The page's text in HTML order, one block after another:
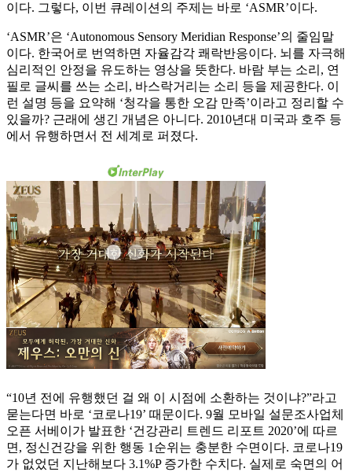
이다. 그렇다, 이번 큐레이션의 주제는 바로 ‘ASMR’이다.
‘ASMR’은 ‘Autonomous Sensory Meridian Response’의 줄임말
이다. 한국어로 번역하면 자율감각 쾌락반응이다. 뇌를 자극해
심리적인 안정을 유도하는 영상을 뜻한다. 바람 부는 소리, 연
필로 글씨를 쓰는 소리, 바스락거리는 소리 등을 제공한다. 이
런 설명 등을 요약해 ‘청각을 통한 오감 만족’이라고 정리할 수
있을까? 근래에 생긴 개념은 아니다. 2010년대 미국과 호주 등
에서 유행하면서 전 세계로 퍼졌다.
“10년 전에 유행했던 걸 왜 이 시점에 소환하는 것이냐?”라고
묻는다면 바로 ‘코로나19’ 때문이다. 9월 모바일 설문조사업체
오픈 서베이가 발표한 ‘건강관리 트렌드 리포트 2020’에 따르
면, 정신건강을 위한 행동 1순위는 충분한 수면이다. 코로나19
가 없었던 지난해보다 3.1%P 증가한 수치다. 실제로 숙면의 어